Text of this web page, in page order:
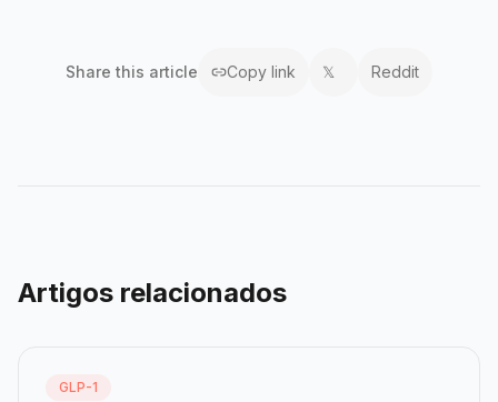
Share this article Copy link 𝕏 Reddit
Artigos relacionados
GLP-1